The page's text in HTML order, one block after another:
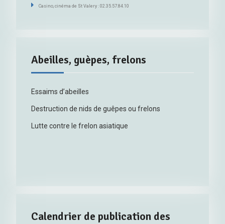
Casino, cinéma de St Valery : 02.35.57.84.10
Abeilles, guèpes, frelons
Essaims d’abeilles
Destruction de nids de guêpes ou frelons
Lutte contre le frelon asiatique
Calendrier de publication des